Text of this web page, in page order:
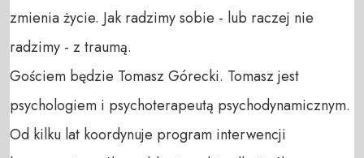
zmienia życie. Jak radzimy sobie - lub raczej nie
radzimy - z traumą.
Gościem będzie Tomasz Górecki. Tomasz jest
psychologiem i psychoterapeutą psychodynamicznym.
Od kilku lat koordynuje program interwencji